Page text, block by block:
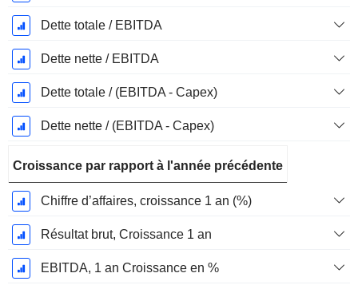
Dette totale / EBITDA
Dette nette / EBITDA
Dette totale / (EBITDA - Capex)
Dette nette / (EBITDA - Capex)
Croissance par rapport à l'année précédente
Chiffre d’affaires, croissance 1 an (%)
Résultat brut, Croissance 1 an
EBITDA, 1 an Croissance en %